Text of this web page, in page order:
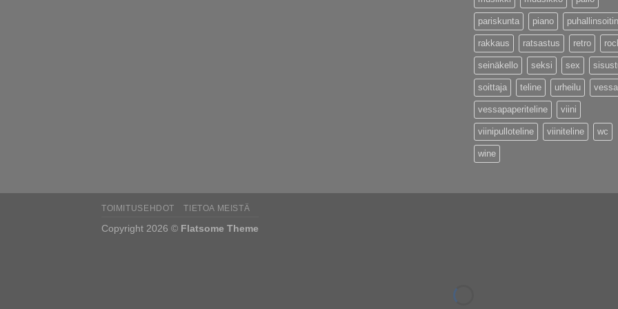
pariskunta piano puhallinsoitin
rakkaus ratsastus retro
seinäkello seksi sex
soittaja teline urheilu vessa
vessapaperiteline viini
viinipulloteline viiniteline wc
wine
TOIMITUSEHDOT TIETOA MEISTÄ
Copyright 2026 © Flatsome Theme